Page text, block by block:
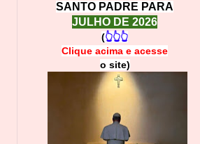
SANTO PADRE PARA
JULHO DE 2026
(👆👆👆
Clique acima e acesse
o site)